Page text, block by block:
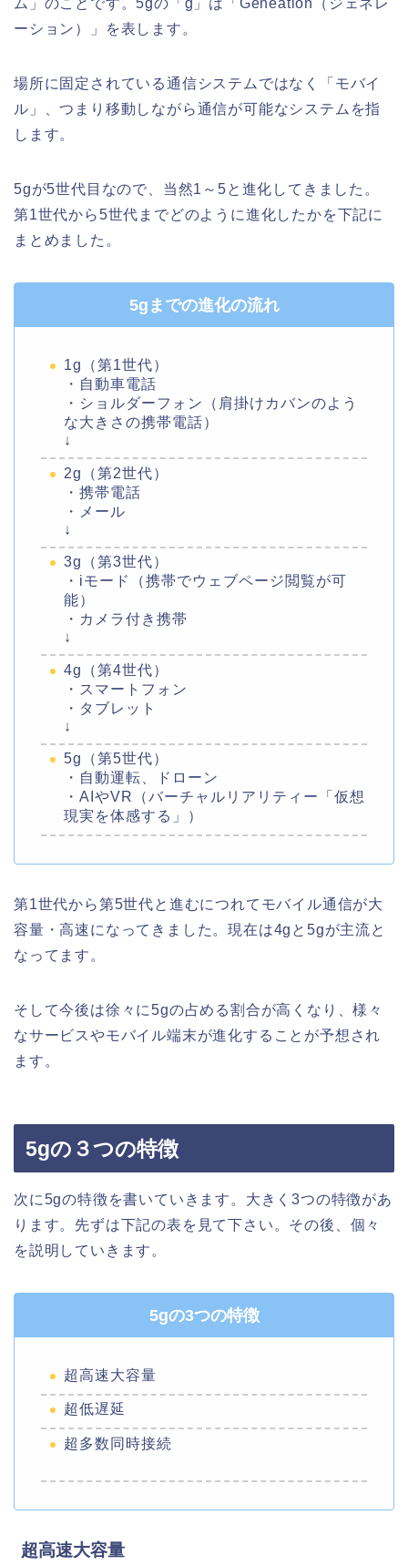
ム」のことです。5gの「g」は「Geneation（ジェネレ
ーション）」を表します。
場所に固定されている通信システムではなく「モバイ
ル」、つまり移動しながら通信が可能なシステムを指
します。
5gが5世代目なので、当然1～5と進化してきました。
第1世代から5世代までどのように進化したかを下記に
まとめました。
5gまでの進化の流れ
1g（第1世代）
・自動車電話
・ショルダーフォン（肩掛けカバンのよう
な大きさの携帯電話）
↓
2g（第2世代）
・携帯電話
・メール
↓
3g（第3世代）
・iモード（携帯でウェブページ閲覧が可
能）
・カメラ付き携帯
↓
4g（第4世代）
・スマートフォン
・タブレット
↓
5g（第5世代）
・自動運転、ドローン
・AIやVR（バーチャルリアリティー「仮想
現実を体感する」）
第1世代から第5世代と進むにつれてモバイル通信が大
容量・高速になってきました。現在は4gと5gが主流と
なってます。
そして今後は徐々に5gの占める割合が高くなり、様々
なサービスやモバイル端末が進化することが予想され
ます。
5gの３つの特徴
次に5gの特徴を書いていきます。大きく3つの特徴があ
ります。先ずは下記の表を見て下さい。その後、個々
を説明していきます。
5gの3つの特徴
超高速大容量
超低遅延
超多数同時接続
超高速大容量